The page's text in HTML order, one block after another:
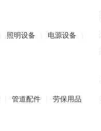
照明设备 电源设备
管道配件 劳保用品